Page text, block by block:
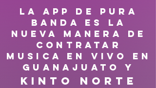
LA APP DE PURA
BANDA ES LA
NUEVA MANERA DE
CONTRATAR
MUSICA EN VIVO EN
GUANAJUATO Y
Kinto Norte